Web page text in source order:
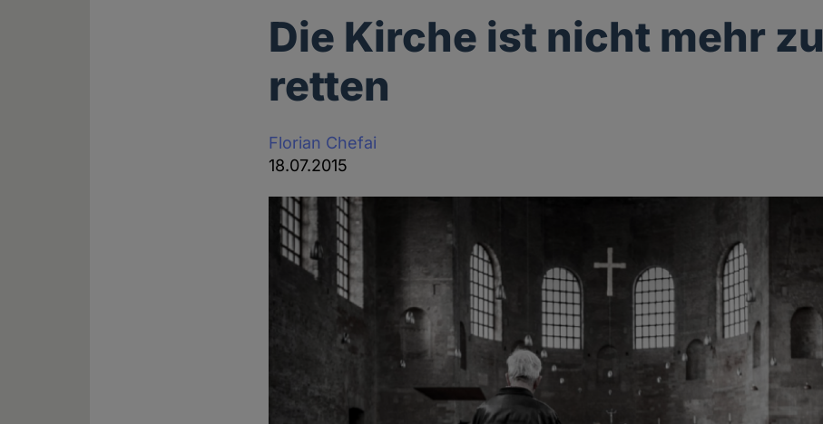
Die Kirche ist nicht mehr zu
retten
Florian Chefai
18.07.2015